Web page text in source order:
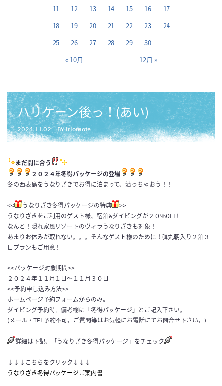
« 10月 12月 »
11
12 13 14 15 16
17
18
19 20 21 22 23
24
25
26 27 28 29 30
ハリケーン後っ！(あい)
2024.11.02 BY iriomote
まだ間に合う
２０２４年冬得パッケージの登場
冬の西表島をうなりざきでお得に泊まって、潜っちゃおう！！
<< うなりざき冬得パッケージの特典
>>
うなりざきをご利用のゲスト様、宿泊&ダイビングが２０%OFF!
なんと！隠れ家風リゾートのヴィラうなりざきも対象！
あまりお休みが取れない。。。そんなゲスト様のために！弾丸朝入り２泊３
日プランもご用意！
<<パッケージ対象期間>>
２０２４年１１月１日〜１１月３０日
<<予約申し込み方法>>
ホームページ予約フォームからのみ。
ダイビング予約時、備考欄に「冬得パッケージ」とご記入下さい。
(メール・TEL予約不可。ご質問等はお気軽にお電話にてお問合せ下さい。)
詳細は下記、「うなりざき冬得パッケージ」をチェック
↓↓↓こちらをクリック↓↓↓
うなりざき冬得パッケージご案内書